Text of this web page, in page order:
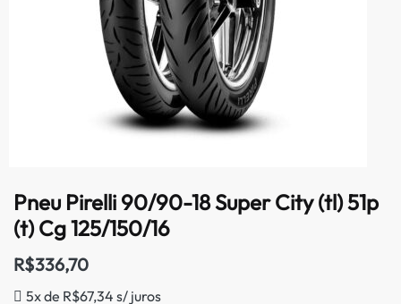
Pneu Pirelli 90/90-18 Super City (tl) 51p
(t) Cg 125/150/16
R$336,70
5x de R$67,34 s/ juros